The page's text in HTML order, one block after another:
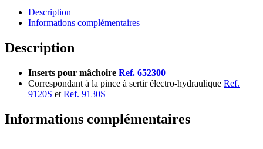
Description
Informations complémentaires
Description
Inserts pour mâchoire Ref. 652300
Correspondant à la pince à sertir électro-hydraulique Ref.
9120S et Ref. 9130S
Informations complémentaires